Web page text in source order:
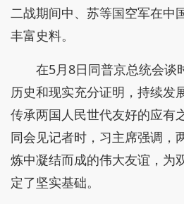
二战期间中、苏等国空军在中
丰富史料。
在5月8日同普京总统会谈
历史和现实充分证明，持续发
传承两国人民世代友好的应有
同会见记者时，习主席强调，
炼中凝结而成的伟大友谊，为
定了坚实基础。